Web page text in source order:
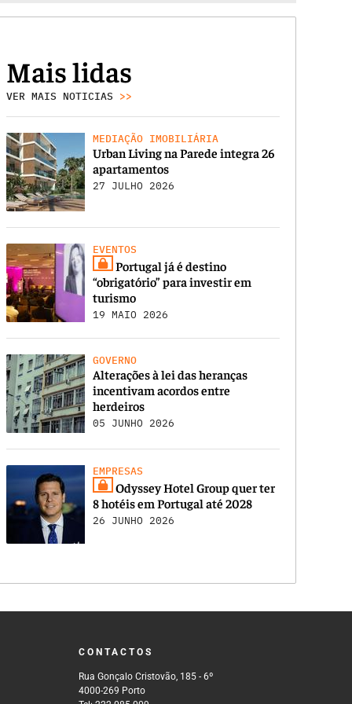
Mais lidas
VER MAIS NOTICIAS >>
MEDIAÇÃO IMOBILIÁRIA
Urban Living na Parede integra 26
apartamentos
27 JULHO 2026
EVENTOS
Portugal já é destino
“obrigatório” para investir em
turismo
19 MAIO 2026
GOVERNO
Alterações à lei das heranças
incentivam acordos entre
herdeiros
05 JUNHO 2026
EMPRESAS
Odyssey Hotel Group quer ter
8 hotéis em Portugal até 2028
26 JUNHO 2026
CONTACTOS
Rua Gonçalo Cristovão, 185 - 6º
4000-269 Porto